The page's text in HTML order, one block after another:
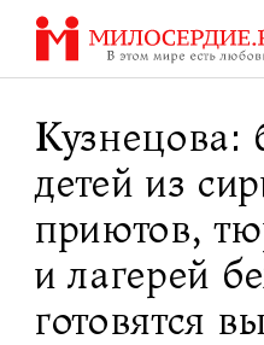
Перейти
содержанию
Кузнецова:
детей из
приютов,
и лагерей
готовятся